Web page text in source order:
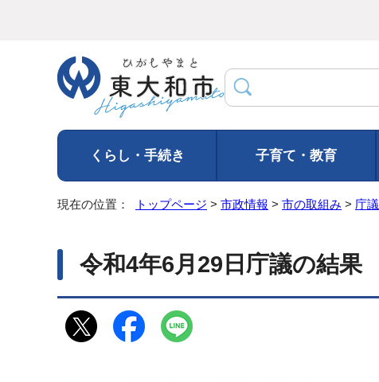
くらし・手続き 子育て・教育
現在の位置： トップページ > 市政情報 > 市の取組み > 庁議
令和4年6月29日庁議の結果